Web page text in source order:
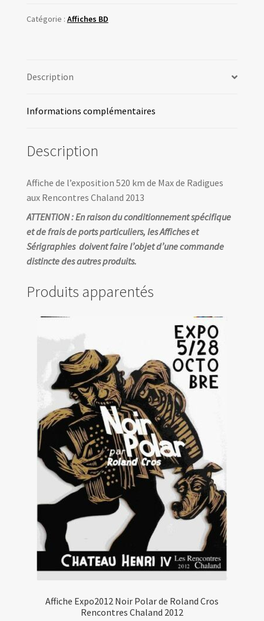
520
de
Rencontres
Catégorie : Affiches BD
Description
Informations complémentaires
Description
Affiche de l’exposition 520 km de Max de Radigues
aux Rencontres Chaland 2013
ATTENTION : En raison du conditionnement spécifique
et de frais de ports particuliers, les Affiches et
Sérigraphies doivent faire l’objet d’une commande
distincte des autres produits.
Produits apparentés
Affiche Expo2012 Noir Polar de Roland Cros
Rencontres Chaland 2012